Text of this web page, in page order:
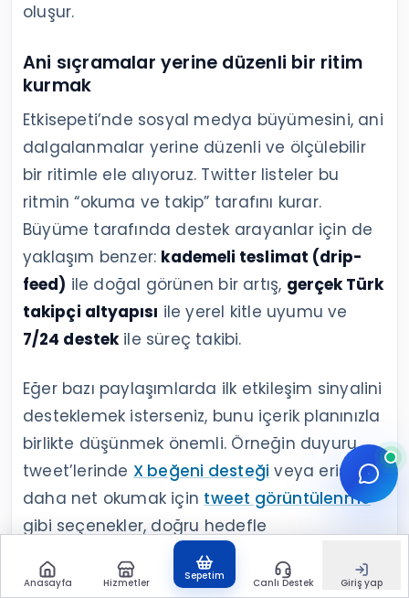
oluşur.
Ani sıçramalar yerine düzenli bir ritim
kurmak
Etkisepeti’nde sosyal medya büyümesini, ani
dalgalanmalar yerine düzenli ve ölçülebilir
bir ritimle ele alıyoruz. Twitter listeler bu
ritmin “okuma ve takip” tarafını kurar.
Büyüme tarafında destek arayanlar için de
yaklaşım benzer: kademeli teslimat (drip-
feed) ile doğal görünen bir artış, gerçek Türk
takipçi altyapısı ile yerel kitle uyumu ve
7/24 destekile süreç takibi.
Eğer bazı paylaşımlarda ilk etkileşim sinyalini
desteklemek isterseniz, bunu içerik planınızla
birlikte düşünmek önemli. Örneğin duyuru
tweet’lerinde X beğeni desteği veya erişimi
daha net okumak için tweet görüntülenme
gibi seçenekler, doğru hedefle
kullanıldığında planı tamamlayıcı olabilir.
Anasayfa Hizmetler
Sepetim
Canlı Destek Giriş yap